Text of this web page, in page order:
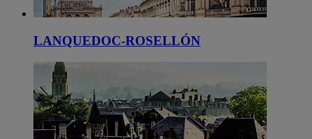
LANQUEDOC-ROSELLÓN